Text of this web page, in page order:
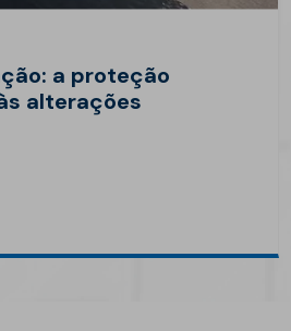
a proteção
alterações